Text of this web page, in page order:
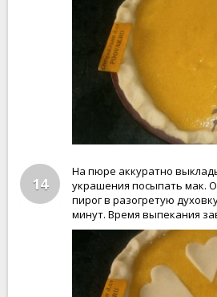
14
На пюре аккуратно
украшения посыпать мак.
пирог в разогретую
минут. Время выпекания